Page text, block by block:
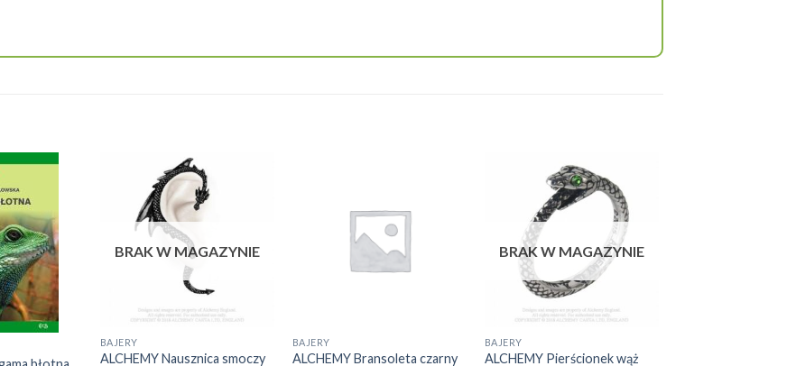
BRAK W MAGAZYNIE
BAJERY
ALCHEMY Nausznica smoczy
BAJERY
ALCHEMY Bransoleta czarny
BRAK W MAGAZYNIE
BAJERY
ALCHEMY Pierścionek wąż
Ten